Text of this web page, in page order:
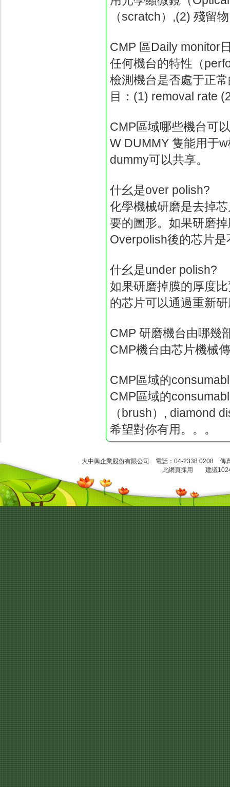
（scratch） ,(2) 殘留
CMP 區Daily monitor
任何機台的特性（
檢測機台是否處于正
目： (1) removal rate
CMP區域哪些機台可
W DUMMY 隻能用于w
dummy可以共享。
什幺是over polish?
化學機械研磨是去掉
要的圖形。如果研磨
Overpolish後的芯片
什幺是under polish?
如果研磨掉膜的厚度
的芯片可以通過重新
CMP 研磨機台由哪幾
CMP機台由芯片機械
CMP區域的
CMP區域的
（brush） , diamond
希望對你有用。。。
大中興企業股份有限公司
電話：04-2338 0208 傳
此網頁採用 建議